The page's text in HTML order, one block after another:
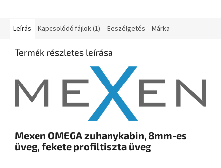
Leírás Kapcsolódó fájlok (1) Beszélgetés Márka
Termék részletes leírása
Mexen OMEGA zuhanykabin, 8mm-es
üveg, fekete profiltiszta üveg